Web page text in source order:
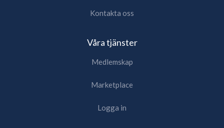
Kontakta oss
Våra tjänster
Medlemskap
Marketplace
Logga in